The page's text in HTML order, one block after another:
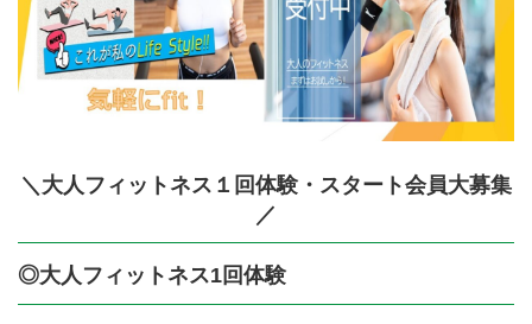
＼大人フィットネス１回体験・スタート会員大募集
／
◎大人フィットネス1回体験